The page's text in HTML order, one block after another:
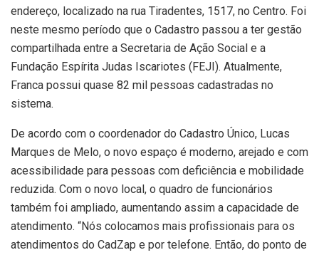
endereço, localizado na rua Tiradentes, 1517, no Centro. Foi
neste mesmo período que o Cadastro passou a ter gestão
compartilhada entre a Secretaria de Ação Social e a
Fundação Espírita Judas Iscariotes (FEJI). Atualmente,
Franca possui quase 82 mil pessoas cadastradas no
sistema.
De acordo com o coordenador do Cadastro Único, Lucas
Marques de Melo, o novo espaço é moderno, arejado e com
acessibilidade para pessoas com deficiência e mobilidade
reduzida. Com o novo local, o quadro de funcionários
também foi ampliado, aumentando assim a capacidade de
atendimento. “Nós colocamos mais profissionais para os
atendimentos do CadZap e por telefone. Então, do ponto de